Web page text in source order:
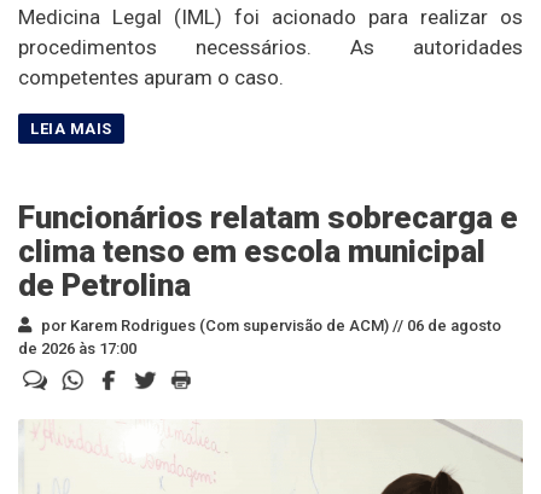
Medicina Legal (IML) foi acionado para realizar os
procedimentos necessários. As autoridades
competentes apuram o caso.
Funcionários relatam sobrecarga e
clima tenso em escola municipal
de Petrolina
por Karem Rodrigues (Com supervisão de ACM) // 06 de agosto
de 2026 às 17:00